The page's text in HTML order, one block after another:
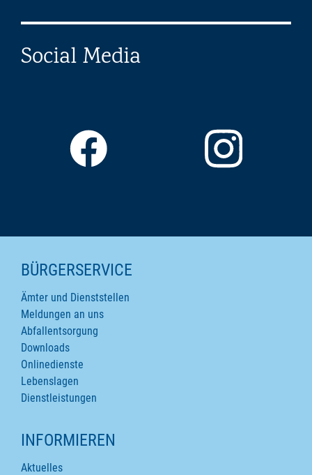
Social Media
SEITENINHALTE
BÜRGERSERVICE
Ämter und Dienststellen
Meldungen an uns
Abfallentsorgung
Downloads
Onlinedienste
Lebenslagen
Dienstleistungen
INFORMIEREN
Aktuelles